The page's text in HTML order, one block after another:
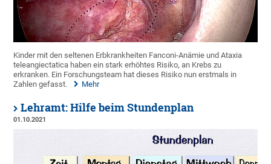
Kinder mit den seltenen Erbkrankheiten Fanconi-Anämie und Ataxia
teleangiectatica haben ein stark erhöhtes Risiko, an Krebs zu
erkranken. Ein Forschungsteam hat dieses Risiko nun erstmals in
Zahlen gefasst.
Mehr
Lehramt: Hilfe beim Stundenplan
01.10.2021